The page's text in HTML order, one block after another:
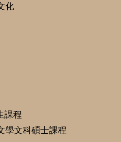
化
課程
學文科碩士課程